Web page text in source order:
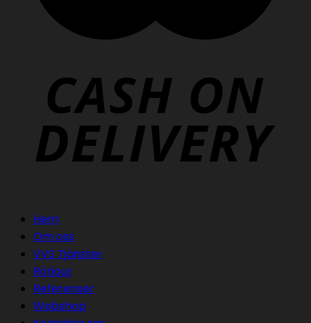
Hem
Om oss
VVS Tjänster
Rörjour
Referenser
Webshop